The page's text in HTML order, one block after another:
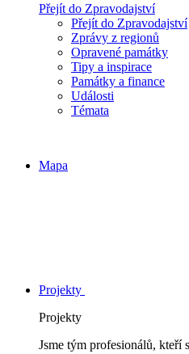
Přejít do Zpravodajství
Přejít do Zpravodajství
Zprávy z regionů
Opravené památky
Tipy a inspirace
Památky a finance
Události
Témata
Mapa
Projekty
Projekty
Jsme tým profesionálů, kteří